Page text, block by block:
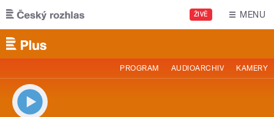
Přejít k hlavnímu obsahu
ŽIVĚ MENU
PROGRAM AUDIOARCHIV KAMERY